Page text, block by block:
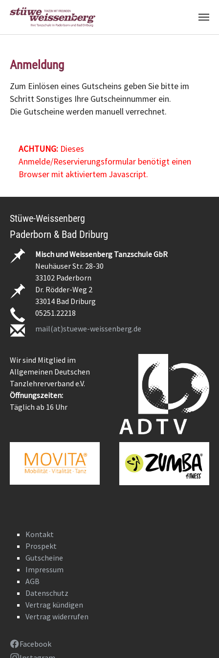
Anmeldung
Zum Einlösen eines Gutscheins geben Sie bitte im
Schritt Sonstiges Ihre Gutscheinnummer ein.
Die Gutscheine werden manuell verrechnet.
ACHTUNG:Dieses
Anmelde/Reservierungsformular benötigt einen
Browser mit aktiviertem Javascript.
Stüwe-Weissenberg
Paderborn & Bad Driburg
Misch und Weissenberg Tanzschule GbR
Neuhäuser Str. 28-30
33102 Paderborn
Dr. Rödder-Weg 2
33014 Bad Driburg
05251.22218
mail(at)stuewe-weissenberg.de
Wir sind Mitglied im
Allgemeinen Deutschen
Tanzlehrerverband e.V.
Öffnungszeiten:
Täglich ab 16 Uhr
Kontakt
Prospekt
Gutscheine
Impressum
AGB
Datenschutz
Vertrag kündigen
Vertrag widerrufen
Facebook